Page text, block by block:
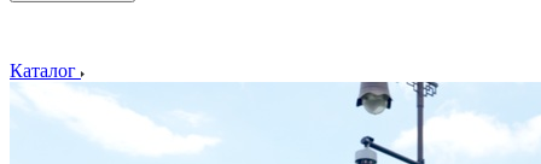
Каталог